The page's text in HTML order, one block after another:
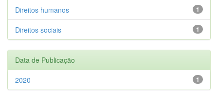
1
Direitos humanos
1
Direitos sociais
Data de Publicação
1
2020